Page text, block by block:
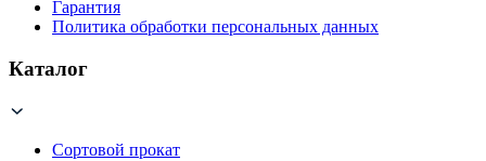
Гарантия
Политика обработки персональных данных
Каталог
Сортовой прокат